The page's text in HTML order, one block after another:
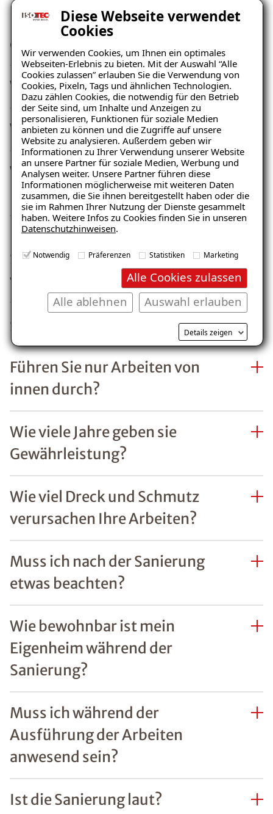
Diese Webseite verwendet
Cookies
Wir verwenden Cookies, um Ihnen ein optimales
Webseiten-Erlebnis zu bieten. Mit der Auswahl “Alle
Cookies zulassen” erlauben Sie die Verwendung von
Cookies, Pixeln, Tags und ähnlichen Technologien.
Dazu zählen Cookies, die notwendig für den Betrieb
der Seite sind, um Inhalte und Anzeigen zu
personalisieren, Funktionen für soziale Medien
anbieten zu können und die Zugriffe auf unsere
Website zu analysieren. Außerdem geben wir
Informationen zu Ihrer Verwendung unserer Website
an unsere Partner für soziale Medien, Werbung und
Analysen weiter. Unsere Partner führen diese
Informationen möglicherweise mit weiteren Daten
zusammen, die Sie ihnen bereitgestellt haben oder die
sie im Rahmen Ihrer Nutzung der Dienste gesammelt
haben. Weitere Infos zu Cookies finden Sie in unseren
Datenschutzhinweisen.
Notwendig Präferenzen Statistiken Marketing
Alle Cookies zulassen
Auswahl erlauben
Alle ablehnen
Details zeigen
Kann ich Arbeiten selber
durchführen?
Wer plant die Sanierung?
Wie lange planen Sie?
Was verstehen Sie unter
Planen?
Kann die Versicherung das
Sanierungsunternehmen
vorschreiben?
Sanieren
Führen Sie nur Arbeiten von
innen durch?
Wie viele Jahre geben sie
Gewährleistung?
Wie viel Dreck und Schmutz
verursachen Ihre Arbeiten?
Muss ich nach der Sanierung
etwas beachten?
Wie bewohnbar ist mein
Eigenheim während der
Sanierung?
Muss ich während der
Ausführung der Arbeiten
anwesend sein?
Ist die Sanierung laut?